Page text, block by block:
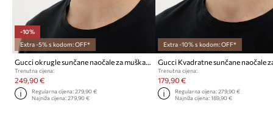
-10%
Extra -5% s kodom: OFF*
Gucci okrugle sunčane naočale za muškarce
Trenutna cijena:
249,90 €
Regularna cijena:279,90 €
Najniža cijena:279,90 €
Extra -10% s kodom: OFF*
Trenutna cijena:
179,90 €
Regularna cijena: 279,90 €
Najniža cijena: 189,90 €